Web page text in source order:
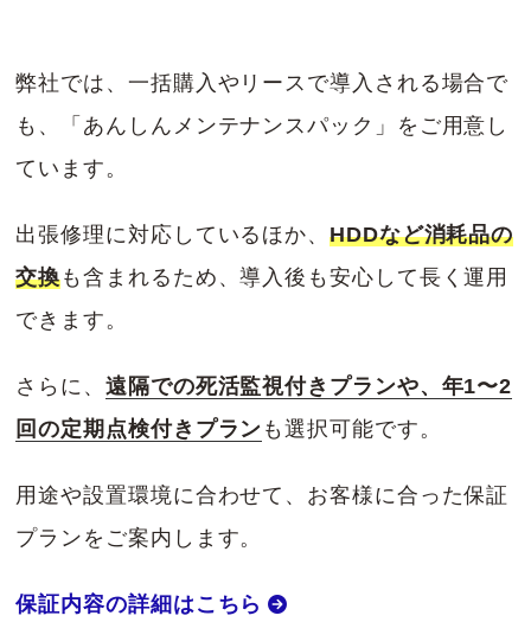
弊社では、一括購入やリースで導入される場合で
も、「あんしんメンテナンスパック」をご用意し
ています。
出張修理に対応しているほか、HDDなど消耗品の
交換も含まれるため、導入後も安心して長く運用
できます。
さらに、遠隔での死活監視付きプランや、年1〜2
回の定期点検付きプラン も選択可能です。
用途や設置環境に合わせて、お客様に合った保証
プランをご案内します。
保証内容の詳細はこちら